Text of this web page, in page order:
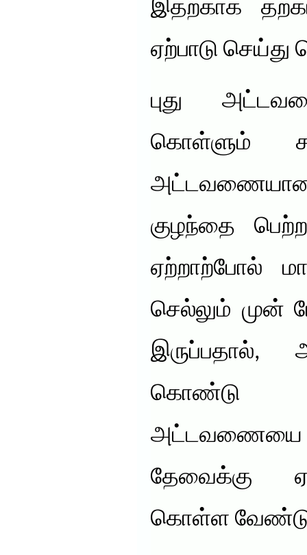
இதற்காக
ஏற்பாடு செய்து
புது
கொள்ளும்
குழந்தை
ஏற்றாற்போல்
செல்லும் முன்
இருப்பதால்,
கொண்டு
அட்டவணையை
தேவைக்கு
கொள்ள